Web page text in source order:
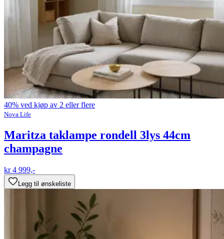
40% ved kjøp av 2 eller flere
Nova Life
Maritza taklampe rondell 3lys 44cm
champagne
kr 4 999,-
Legg til ønskeliste